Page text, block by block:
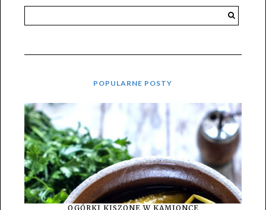
POPULARNE POSTY
OGÓRKI KISZONE W KAMIONCE